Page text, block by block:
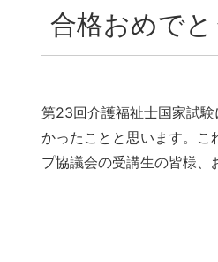
合格おめで
第23回介護福祉士国家試
かったことと思います。こ
プ協議会の受講生の皆様、